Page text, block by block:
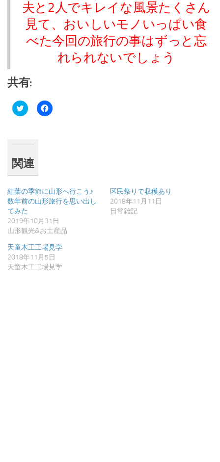
夫と 2人でキレイな風景たくさん
見て、おいしいモノいっぱい食
べた今回の旅行の事はずっと忘
れられないでしょう
共有:
ク
リ
Twitter
共
有
(新
し
ウ
ィ
ン
ド
ウ
で
開
き
す)
Facebook
で
て
く
だ
(新
し
い
ィ
ン
ド
ウ
で
関連
紅葉の季節に山形へ行こう♪
数年前の山形旅行を思い出し
てみた
2019年10月31日
山形観光&お土産品
区民祭りで収穫あり
2018年11月11日
日常雑記
天童木工工場見学
2018年11月5日
天童木工工場見学